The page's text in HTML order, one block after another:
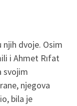
dvoje. Osim
i Ahmet Rıfat
svojim
njegova
bila je